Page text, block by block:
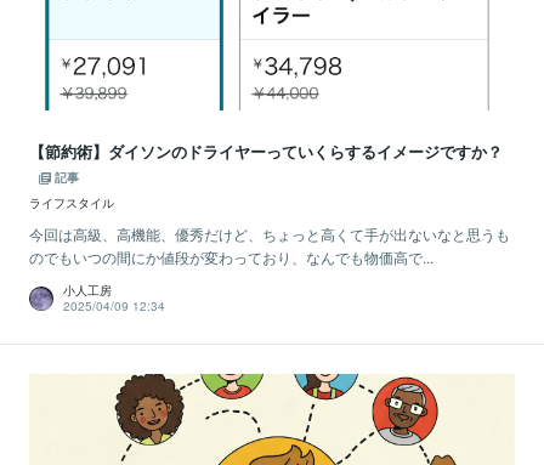
【節約術】ダイソンのドライヤーっていくらするイメージですか？
記事
ライフスタイル
今回は高級、高機能、優秀だけど、ちょっと高くて手が出ないなと思うも
のでもいつの間にか値段が変わっており、なんでも物価高で...
小人工房
2025/04/09 12:34